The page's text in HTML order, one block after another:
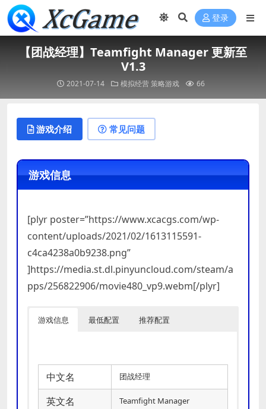
登录
【团战经理】Teamfight Manager 更新至
V1.3
2021-07-14 模拟经营 策略游戏 66
游戏介绍 常见问题
游戏信息
[plyr poster=”https://www.xcacgs.com/wp-
content/uploads/2021/02/1613115591-
c4ca4238a0b9238.png”
]https://media.st.dl.pinyuncloud.com/steam/a
pps/256822906/movie480_vp9.webm[/plyr]
游戏信息 最低配置 推荐配置
中文名 团战经理
英文名 Teamfight Manager